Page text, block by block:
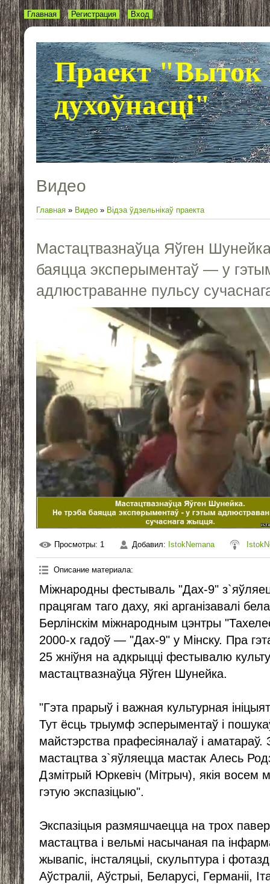
Праект "Выток
духоўнасці"
Главная Регистрация Вход
Видео
Главная » Видео » Відэа ўдзельнікаў праекта
Мастацтвазнаўца Яўген
баяцца эксперыментаў — у
адлюстраванне пульсу
Просмотры: 1 Добавил: IstokNemana
Описание материала:
Міжнародны фестываль "Дах-9"
працягам таго даху, які арганізавалі
Берлінскім міжнародным цэнтры
2000-х гадоў — "Дах-9" у Мінску. Пра
25 жніўня на адкрыцці фестывалю
мастацтвазнаўца Яўген Шунейка.
"Гэта прарыў і важная культурная
Тут ёсць трыумф эсперыментаў і
майстэрства прафесіяналаў і
мастацтва з`яўляецца мастак Алесь
Дзмітрый Юркевіч (Мітрыч), якія восем
гэтую экспазіцыю".
Экспазіцыя размяшчаецца на трох
мастацтва і вельмі насычаная па
жывапіс, інсталяцыі, скульптура і
Аўстраліі, Аўстрыі, Беларусі, Германіі,